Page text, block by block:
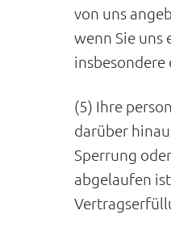
von uns
wenn Sie uns
(5) Ihre
darüber
Sperrung
abgelaufen